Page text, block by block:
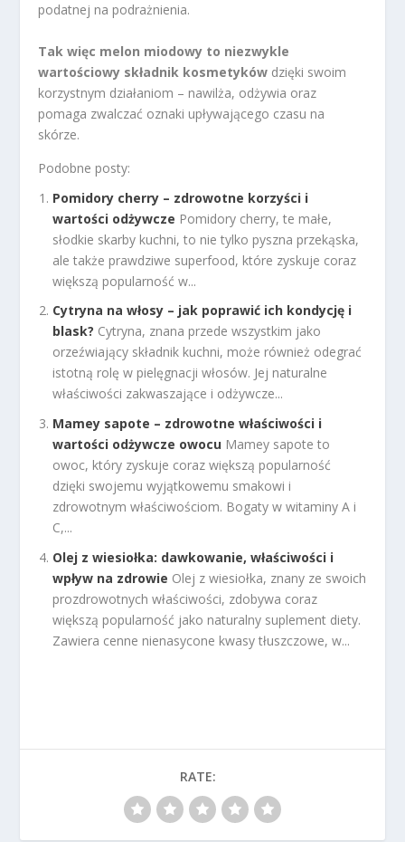
podatnej na podrażnienia.
Tak więc melon miodowy to niezwykle
wartościowy składnik kosmetyków dzięki swoim
korzystnym działaniom – nawilża, odżywia oraz
pomaga zwalczać oznaki upływającego czasu na
skórze.
Podobne posty:
Pomidory cherry – zdrowotne korzyści i
wartości odżywcze Pomidory cherry, te małe,
słodkie skarby kuchni, to nie tylko pyszna przekąska,
ale także prawdziwe superfood, które zyskuje coraz
większą popularność w...
Cytryna na włosy – jak poprawić ich kondycję i
blask? Cytryna, znana przede wszystkim jako
orzeźwiający składnik kuchni, może również odegrać
istotną rolę w pielęgnacji włosów. Jej naturalne
właściwości zakwaszające i odżywcze...
Mamey sapote – zdrowotne właściwości i
wartości odżywcze owocu Mamey sapote to
owoc, który zyskuje coraz większą popularność
dzięki swojemu wyjątkowemu smakowi i
zdrowotnym właściwościom. Bogaty w witaminy A i
C,...
Olej z wiesiołka: dawkowanie, właściwości i
wpływ na zdrowie Olej z wiesiołka, znany ze swoich
prozdrowotnych właściwości, zdobywa coraz
większą popularność jako naturalny suplement diety.
Zawiera cenne nienasycone kwasy tłuszczowe, w...
RATE: